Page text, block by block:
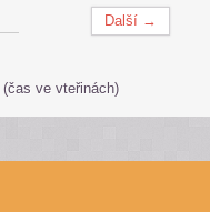
Další →
(čas ve vteřinách)